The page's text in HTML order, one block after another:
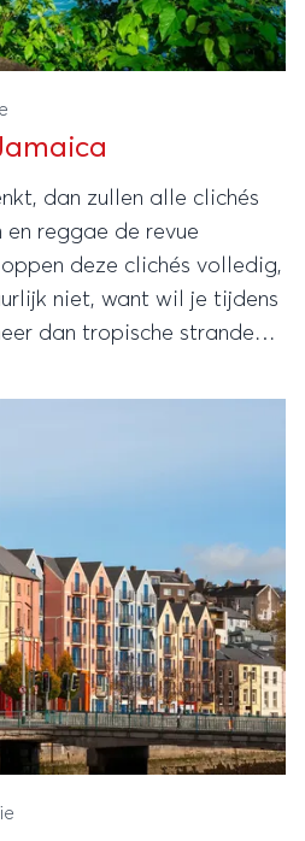
dan zullen alle clichés
reggae de revue
deze clichés volledig,
niet, want wil je tijdens
dan tropische stranden
vind je hier.